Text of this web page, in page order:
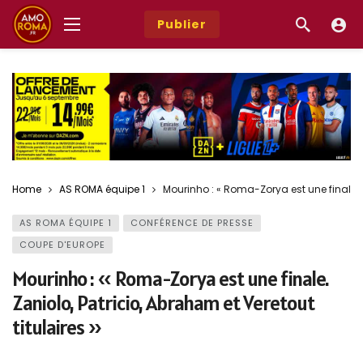
Publier
Home AS ROMA équipe 1 Mourinho : « Roma-Zorya est une
AS ROMA ÉQUIPE 1
CONFÉRENCE DE PRESSE
COUPE D'EUROPE
Mourinho : « Roma-Zorya est une finale.
Zaniolo, Patricio, Abraham et Veretout
titulaires »